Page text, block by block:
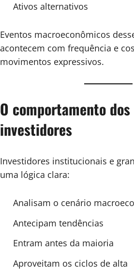
Ativos alternativos
Eventos macroeconômicos
acontecem com frequência e
movimentos expressivos.
O comportamento
investidores
Investidores institucionais e
uma lógica clara:
Analisam o cenário
Antecipam tendências
Entram antes da maioria
Aproveitam os ciclos de alta